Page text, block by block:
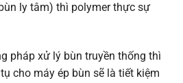
ly tâm) thì polymer thực sự
pháp xử lý bùn truyền thống thì
cho máy ép bùn sẽ là tiết kiệm